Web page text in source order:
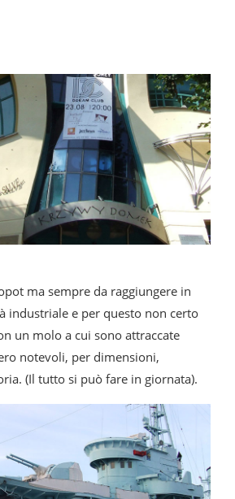
ma sempre da raggiungere in
industriale e per questo non certo
un molo a cui sono attraccate
notevoli, per dimensioni,
(Il tutto si può fare in giornata).